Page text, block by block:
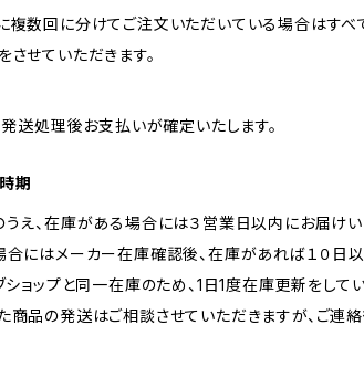
複数回に分けてご注文いただいている場合はすべ
させていただきます。
発送処理後お支払いが確定いたします。
期
うえ、在庫がある場合には３営業日以内にお届けい
合にはメーカー在庫確認後、在庫があれば１０日以
ショップと同一在庫のため、1日1度在庫更新をし
商品の発送はご相談させていただきますが、ご